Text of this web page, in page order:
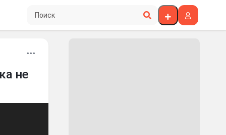
Поиск по сайту
не